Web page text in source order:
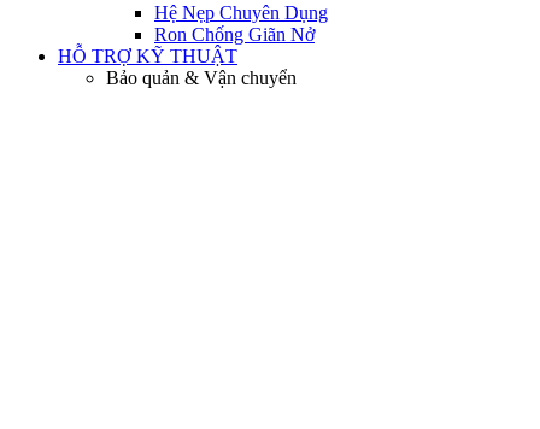
Hệ Nẹp Chuyên Dụng
Ron Chống Giãn Nở
HỖ TRỢ KỸ THUẬT
Bảo quản & Vận chuyển